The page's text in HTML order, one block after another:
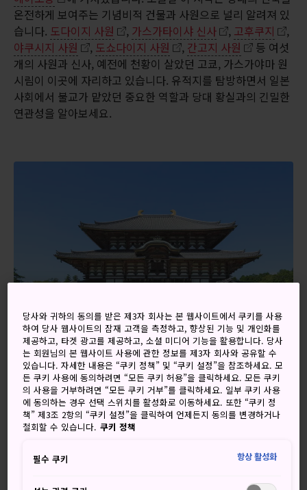
온전하게 보여주는 기념비적 건물과 사원으로 널리 알려져 있
습니다. 도다이지 사원 , 가스가타이샤 신사 , 고후쿠지
,
야쿠시지 사원
, 도쇼다이지 사원 , 간고지 사원
등 여섯
개의 사원과 신사, 예전에 천황이 살았던 고쿄, 가스가야마 원
시림이 이곳에 자리하고 있습니다. 유적지를 탐방하면서 일본
사회에서 불교가 맡았던 중요한 역할과 당대 황실과의 긴밀한
연관성을 알아보세요.
웅장한 목조 건축물에 모셔진 거대한
부처상을 구경하세요
다. 14.98m에 이르는 동상으로 빛의 부처 비로자나불의 모습
당사와 귀하의 동의를 받은 제3자 회사는 본 웹사이트에서 쿠키를 사용
하여 당사 웹사이트의 잠재 고객을 측정하고, 향상된 기능 및 개인화를
제공하고, 타겟 광고를 제공하고, 소셜 미디어 기능을 활용합니다. 당사
는 회원님의 본 웹사이트 사용에 관한 정보를 제3자 회사와 공유할 수
있습니다. 자세한 내용은 “쿠키 정책” 및 “쿠키 설정”을 참조하세요. 모
든 쿠키 사용에 동의하려면 “모든 쿠키 허용”을 클릭하세요. 모든 쿠키
의 사용을 거부하려면 “모든 쿠키 거부”를 클릭하세요. 일부 쿠키 사용
에 동의하는 경우 선택 스위치를 활성화로 이동하세요. 또한 “쿠키 정
책” 제3조 2항의 “쿠키 설정”을 클릭하여 언제든지 동의를 변경하거나
철회할 수 있습니다. 쿠키 정책
필수 쿠키 항상 활성화